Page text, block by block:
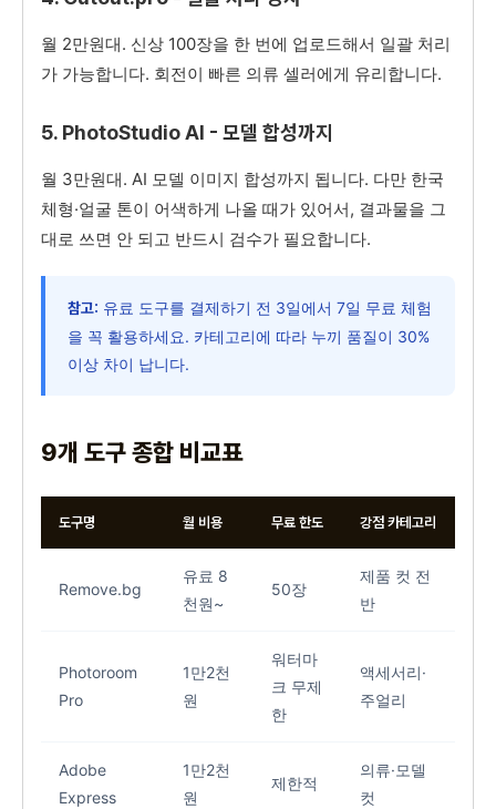
월 2만원대. 신상 100장을 한 번에 업로드해서 일괄 처리
가 가능합니다. 회전이 빠른 의류 셀러에게 유리합니다.
5. PhotoStudio AI - 모델 합성까지
월 3만원대. AI 모델 이미지 합성까지 됩니다. 다만 한국
체형·얼굴 톤이 어색하게 나올 때가 있어서, 결과물을 그
대로 쓰면 안 되고 반드시 검수가 필요합니다.
참고: 유료 도구를 결제하기 전 3일에서 7일 무료 체험
을 꼭 활용하세요. 카테고리에 따라 누끼 품질이 30%
이상 차이 납니다.
9개 도구 종합 비교표
도구명 월 비용 무료 한도 강점 카테고리
Remove.bg
유료 8
천원~
50장
제품 컷 전
반
Photoroom
Pro
1만2천
원
워터마
크 무제
한
액세서리·
주얼리
Adobe
Express
1만2천
원
제한적
의류·모델
컷